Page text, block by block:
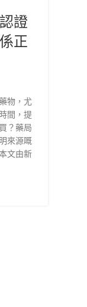
證
正
物，尤
間，提
？藥局
來源嘅
文由新